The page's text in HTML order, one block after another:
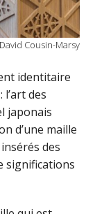
Cousin-Marsy
identitaire
des
japonais
d’une maille
des
significations